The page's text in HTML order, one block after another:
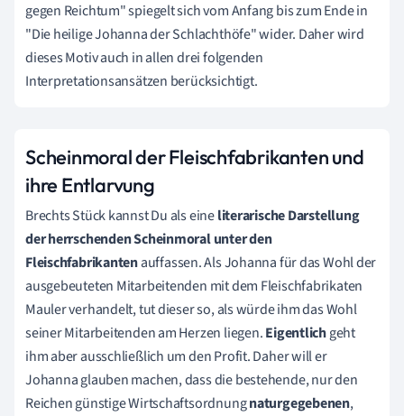
gegen Reichtum" spiegelt sich vom Anfang bis zum Ende in
"Die heilige Johanna der Schlachthöfe" wider. Daher wird
dieses Motiv auch in allen drei folgenden
Interpretationsansätzen berücksichtigt.
Scheinmoral der Fleischfabrikanten und
ihre Entlarvung
Brechts Stück kannst Du als eineliterarische Darstellung
der herrschenden Scheinmoral unter den
Fleischfabrikantenauffassen. Als Johanna für das Wohl der
ausgebeuteten Mitarbeitenden mit dem Fleischfabrikaten
Mauler verhandelt, tut dieser so, als würde ihm das Wohl
seiner Mitarbeitenden am Herzen liegen.Eigentlichgeht
ihm aber ausschließlich um den Profit. Daher will er
Johanna glauben machen, dass die bestehende, nur den
Reichen günstige Wirtschaftsordnungnaturgegebenen,